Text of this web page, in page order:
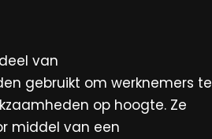
van
gebruikt om werknemers te
op hoogte. Ze
middel van een